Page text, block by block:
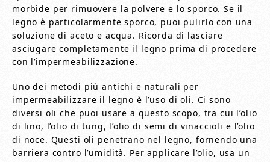
morbide per rimuovere la polvere e lo sporco. Se il
legno è particolarmente sporco, puoi pulirlo con una
soluzione di aceto e acqua. Ricorda di lasciare
asciugare completamente il legno prima di procedere
con l’impermeabilizzazione.
Uno dei metodi più antichi e naturali per
impermeabilizzare il legno è l’uso di oli. Ci sono
diversi oli che puoi usare a questo scopo, tra cui l’olio
di lino, l’olio di tung, l’olio di semi di vinaccioli e l’olio
di noce. Questi oli penetrano nel legno, fornendo una
barriera contro l’umidità. Per applicare l’olio, usa un